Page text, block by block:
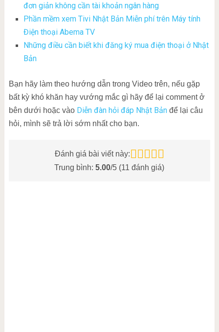
đơn giản không cần tài khoản ngân hàng
Phần mềm xem Tivi Nhật Bản Miễn phí trên Máy tính
Điện thoại Abema TV
Những điều cần biết khi đăng ký mua điện thoại ở Nhật
Bản
Bạn hãy làm theo hướng dẫn trong Video trên, nếu gặp
bất kỳ khó khăn hay vướng mắc gì hãy để lại comment ở
bên dưới hoặc vào Diễn đàn hỏi đáp Nhật Bảnđể lại câu
hỏi, mình sẽ trả lời sớm nhất cho bạn.
Đánh giá bài viết này:
Trung bình:5.00/5 (11 đánh giá)